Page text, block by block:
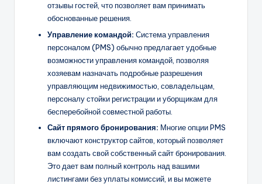
отзывы гостей, что позволяет вам принимать
обоснованные решения.
Управление командой: Система управления
персоналом (PMS) обычно предлагает удобные
возможности управления командой, позволяя
хозяевам назначать подробные разрешения
управляющим недвижимостью, совладельцам,
персоналу стойки регистрации и уборщикам для
бесперебойной совместной работы.
Сайт прямого бронирования: Многие опции PMS
включают конструктор сайтов, который позволяет
вам создать свой собственный сайт бронирования.
Это дает вам полный контроль над вашими
листингами без уплаты комиссий, и вы можете